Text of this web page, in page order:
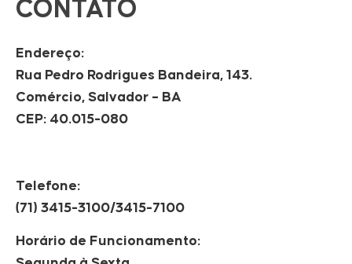
CONTATO
Endereço:
Rua Pedro Rodrigues Bandeira, 143.
Comércio, Salvador – BA
CEP: 40.015-080
Telefone:
(71) 3415-3100/3415-7100
Horário de Funcionamento: